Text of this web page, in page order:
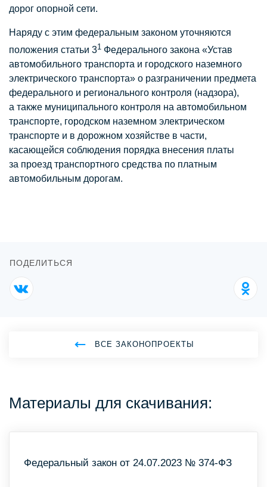
дорог опорной сети.
Наряду с этим федеральным законом уточняются
положения статьи 31 Федерального закона «Устав
автомобильного транспорта и городского наземного
электрического транспорта» о разграничении предмета
федерального и регионального контроля (надзора),
а также муниципального контроля на автомобильном
транспорте, городском наземном электрическом
транспорте и в дорожном хозяйстве в части,
касающейся соблюдения порядка внесения платы
за проезд транспортного средства по платным
автомобильным дорогам.
ВСЕ ЗАКОНОПРОЕКТЫ
ПОДЕЛИТЬСЯ
Материалы для скачивания:
Федеральный закон от 24.07.2023 № 374-ФЗ